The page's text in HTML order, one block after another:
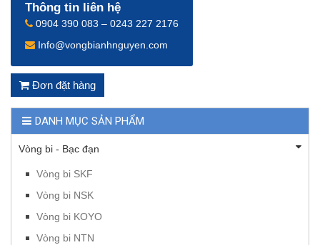
Thông tin liên hệ
0904 390 083 – 0243 227 2176
Info@vongbianhnguyen.com
Đơn đặt hàng
DANH MỤC SẢN PHẨM
Vòng bi - Bạc đạn
Vòng bi SKF
Vòng bi NSK
Vòng bi KOYO
Vòng bi NTN